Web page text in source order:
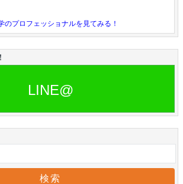
のプロフェッショナルを見てみる！
LINE@